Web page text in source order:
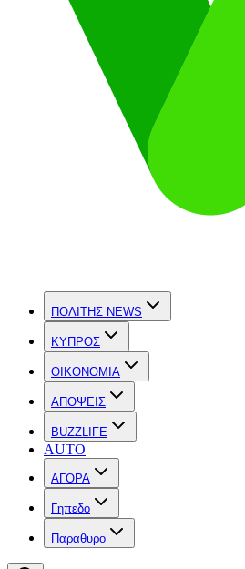
ΠΟΛΙΤΗΣ NEWS
ΚΥΠΡΟΣ
OIKONOMIA
ΑΠΟΨΕΙΣ
BUZZLIFE
AUTO
ΑΓΟΡΑ
Γηπεδο
Παραθυρο